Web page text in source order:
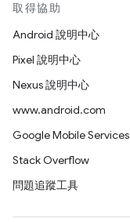
取得協助
Android 說明中心
Pixel 說明中心
Nexus 說明中心
www.android.com
Google Mobile Services
Stack Overflow
問題追蹤工具